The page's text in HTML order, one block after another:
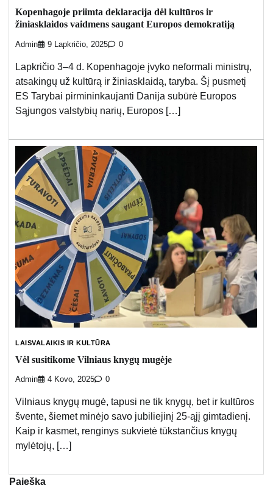
Kopenhagoje priimta deklaracija dėl kultūros ir
žiniasklaidos vaidmens saugant Europos demokratiją
Admin 9 Lapkričio, 2025 0
Lapkričio 3–4 d. Kopenhagoje įvyko neformali ministrų,
atsakingų už kultūrą ir žiniasklaidą, taryba. Šį pusmetį
ES Tarybai pirmininkaujanti Danija subūrė Europos
Sąjungos valstybių narių, Europos […]
LAISVALAIKIS IR KULTŪRA
Vėl susitikome Vilniaus knygų mugėje
Admin 4 Kovo, 2025 0
Vilniaus knygų mugė, tapusi ne tik knygų, bet ir kultūros
švente, šiemet minėjo savo jubiliejinį 25-ąjį gimtadienį.
Kaip ir kasmet, renginys sukvietė tūkstančius knygų
mylėtojų, […]
Paieška